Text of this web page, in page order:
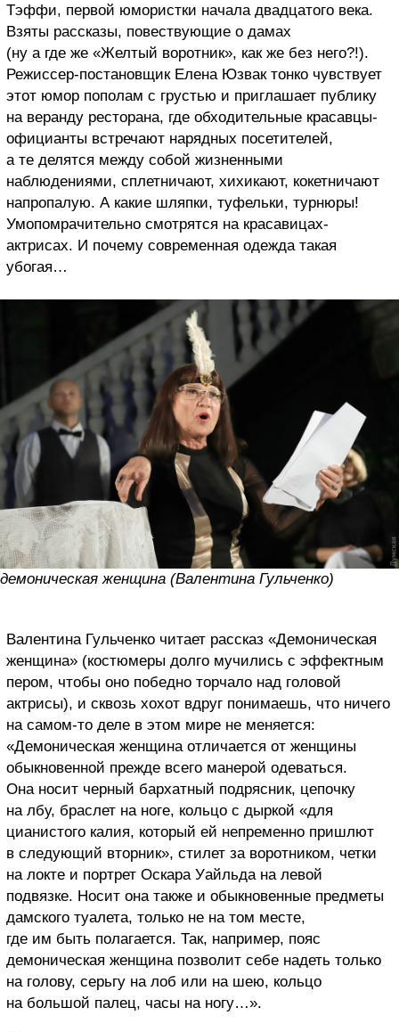
Тэффи, первой юмористки начала двадцатого века.
Взяты рассказы, повествующие о дамах
(ну а где же «Желтый воротник», как же без него?!).
Режиссер-постановщик Елена Юзвак тонко чувствует
этот юмор пополам с грустью и приглашает публику
на веранду ресторана, где обходительные красавцы-
официанты встречают нарядных посетителей,
а те делятся между собой жизненными
наблюдениями, сплетничают, хихикают, кокетничают
напропалую. А какие шляпки, туфельки, турнюры!
Умопомрачительно смотрятся на красавицах-
актрисах. И почему современная одежда такая
убогая…
демоническая женщина (Валентина Гульченко)
Валентина Гульченко читает рассказ «Демоническая
женщина» (костюмеры долго мучились с эффектным
пером, чтобы оно победно торчало над головой
актрисы), и сквозь хохот вдруг понимаешь, что ничего
на самом-то деле в этом мире не меняется:
«Демоническая женщина отличается от женщины
обыкновенной прежде всего манерой одеваться.
Она носит черный бархатный подрясник, цепочку
на лбу, браслет на ноге, кольцо с дыркой «для
цианистого калия, который ей непременно пришлют
в следующий вторник», стилет за воротником, четки
на локте и портрет Оскара Уайльда на левой
подвязке. Носит она также и обыкновенные предметы
дамского туалета, только не на том месте,
где им быть полагается. Так, например, пояс
демоническая женщина позволит себе надеть только
на голову, серьгу на лоб или на шею, кольцо
на большой палец, часы на ногу…».